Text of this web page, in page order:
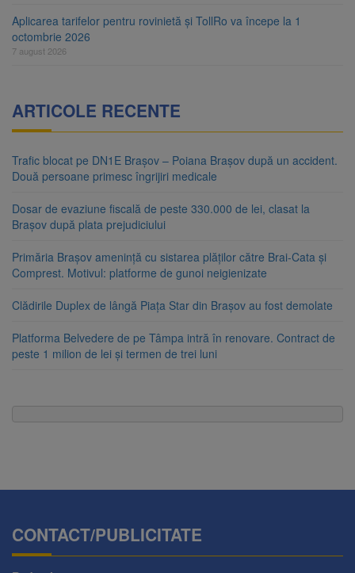
Aplicarea tarifelor pentru rovinietă și TollRo va începe la 1
octombrie 2026
7 august 2026
ARTICOLE RECENTE
Trafic blocat pe DN1E Brașov – Poiana Brașov după un accident.
Două persoane primesc îngrijiri medicale
Dosar de evaziune fiscală de peste 330.000 de lei, clasat la
Brașov după plata prejudiciului
Primăria Brașov amenință cu sistarea plăților către Brai-Cata și
Comprest. Motivul: platforme de gunoi neigienizate
Clădirile Duplex de lângă Piața Star din Brașov au fost demolate
Platforma Belvedere de pe Tâmpa intră în renovare. Contract de
peste 1 milion de lei și termen de trei luni
CONTACT/PUBLICITATE